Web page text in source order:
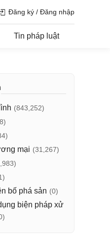
Đăng ký / Đăng nhập
Tin pháp luật
(843,252)
mại (31,267)
bố phá sản (0)
biện pháp xử